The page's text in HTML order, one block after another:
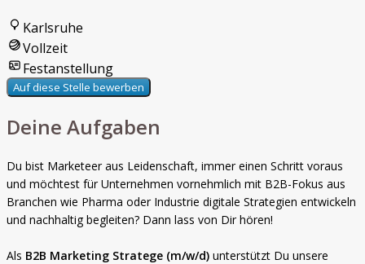
Karlsruhe
Vollzeit
Festanstellung
Auf diese Stelle bewerben
Deine Aufgaben
Du bist Marketeer aus Leidenschaft, immer einen Schritt voraus
und möchtest für Unternehmen vornehmlich mit B2B-Fokus aus
Branchen wie Pharma oder Industrie digitale Strategien entwickeln
und nachhaltig begleiten? Dann lass von Dir hören!
Als B2B Marketing Stratege (m/w/d) unterstützt Du unsere